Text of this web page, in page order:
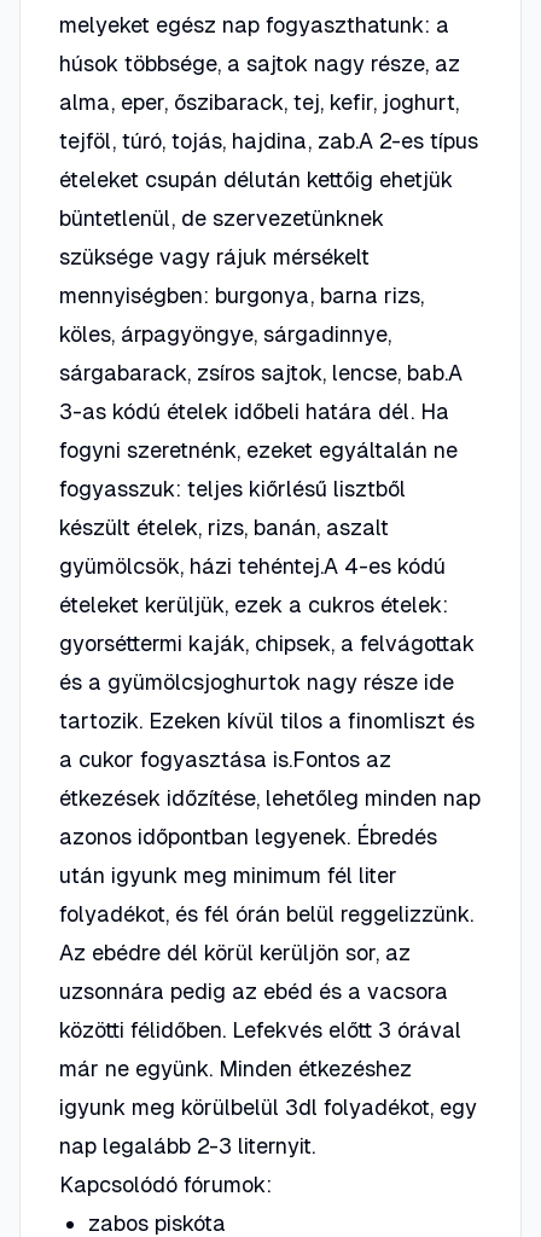
melyeket egész nap fogyaszthatunk: a
húsok többsége, a sajtok nagy része, az
alma, eper, őszibarack, tej, kefir, joghurt,
tejföl, túró, tojás, hajdina, zab.A 2-es típus
ételeket csupán délután kettőig ehetjük
büntetlenül, de szervezetünknek
szüksége vagy rájuk mérsékelt
mennyiségben: burgonya, barna rizs,
köles, árpagyöngye, sárgadinnye,
sárgabarack, zsíros sajtok, lencse, bab.A
3-as kódú ételek időbeli határa dél. Ha
fogyni szeretnénk, ezeket egyáltalán ne
fogyasszuk: teljes kiőrlésű lisztből
készült ételek, rizs, banán, aszalt
gyümölcsök, házi tehéntej.A 4-es kódú
ételeket kerüljük, ezek a cukros ételek:
gyorséttermi kaják, chipsek, a felvágottak
és a gyümölcsjoghurtok nagy része ide
tartozik. Ezeken kívül tilos a finomliszt és
a cukor fogyasztása is.Fontos az
étkezések időzítése, lehetőleg minden nap
azonos időpontban legyenek. Ébredés
után igyunk meg minimum fél liter
folyadékot, és fél órán belül reggelizzünk.
Az ebédre dél körül kerüljön sor, az
uzsonnára pedig az ebéd és a vacsora
közötti félidőben. Lefekvés előtt 3 órával
már ne együnk. Minden étkezéshez
igyunk meg körülbelül 3dl folyadékot, egy
nap legalább 2-3 liternyit.
Kapcsolódó fórumok:
zabos piskóta